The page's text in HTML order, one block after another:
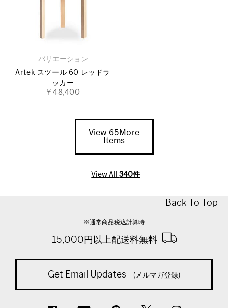
バリエーション
Artek スツール 60 レッドラ
ッカー
￥48,400
View 65More
Items
View All340件
Back To Top
※通常商品税込計算時
15,000円以上配送料無料
Get Email Updates (メルマガ登録)